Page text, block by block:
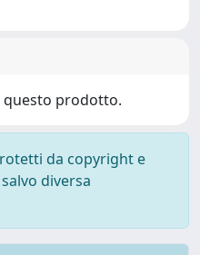
questo prodotto.
da copyright e
diversa